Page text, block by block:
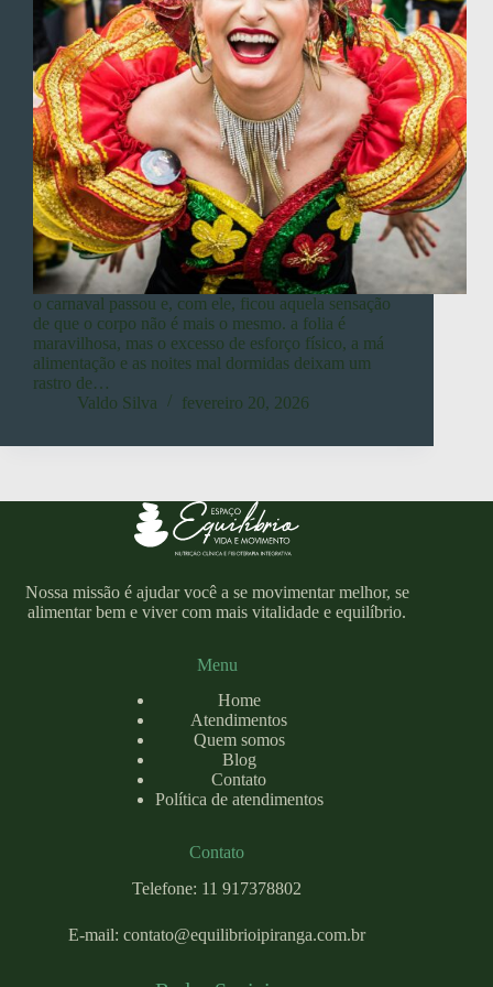
​o carnaval passou e, com ele, ficou aquela sensação
de que o corpo não é mais o mesmo. a folia é
maravilhosa, mas o excesso de esforço físico, a má
alimentação e as noites mal dormidas deixam um
rastro de…
Valdo Silva
fevereiro 20, 2026
Nossa missão é ajudar você a se movimentar melhor, se
alimentar bem e viver com mais vitalidade e equilíbrio.
Menu
Home
Atendimentos
Quem somos
Blog
Contato
Política de atendimentos
Contato
Telefone: 11 917378802
E-mail:contato@equilibrioipiranga.com.br